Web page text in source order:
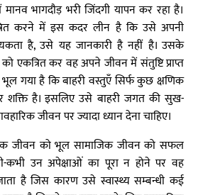
भागदौड़ भरी जिंदगी यापन कर रहा है।
करने में इस कदर लीन है कि उसे अपनी
है, उसे यह जानकारी है नहीं है। उसके
एकत्रित कर वह अपने जीवन में संतुष्टि प्राप्त
गया है कि बाहरी वस्तुएँ सिर्फ कुछ क्षणिक
शक्ति है। इसलिए उसे बाहरी जगत की सुख-
जीवन पर ज्यादा ध्यान देना चाहिए।
जीवन को भूल सामाजिक जीवन को सफल
कभी उन अपेक्षाओं का पूरा न होने पर वह
है जिस कारण उसे स्वास्थ्य सम्बन्धी कई